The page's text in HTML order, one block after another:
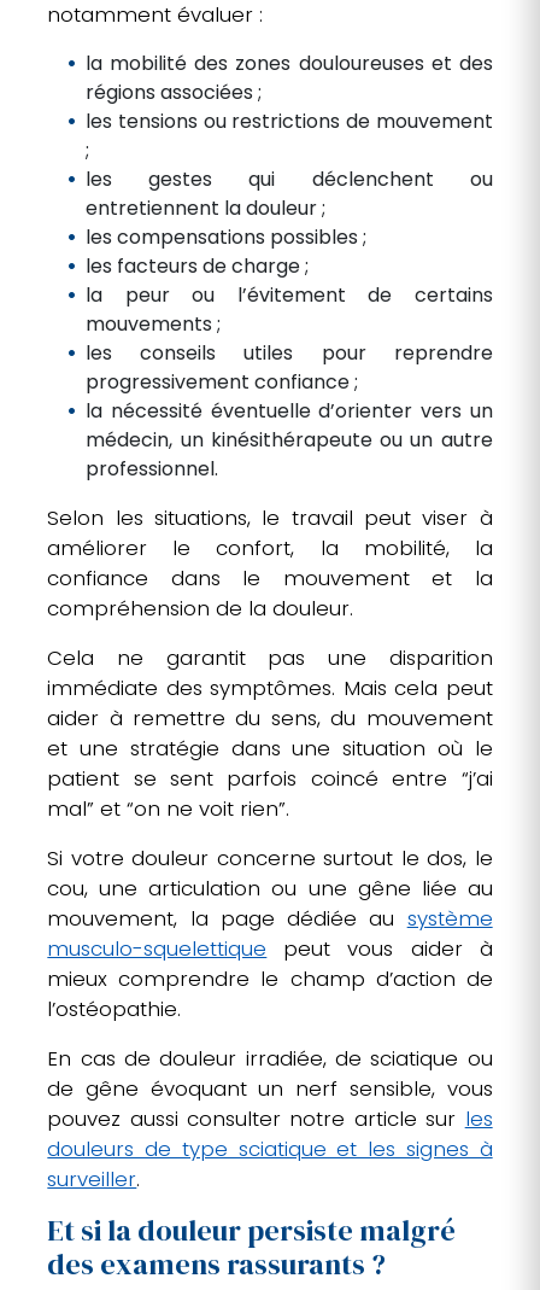
notamment évaluer :
la mobilité des zones douloureuses et des
régions associées ;
les tensions ou restrictions de mouvement
;
les gestes qui déclenchent ou
entretiennent la douleur ;
les compensations possibles ;
les facteurs de charge ;
la peur ou l’évitement de certains
mouvements ;
les conseils utiles pour reprendre
progressivement confiance ;
la nécessité éventuelle d’orienter vers un
médecin, un kinésithérapeute ou un autre
professionnel.
Selon les situations, le travail peut viser à
améliorer le confort, la mobilité, la
confiance dans le mouvement et la
compréhension de la douleur.
Cela ne garantit pas une disparition
immédiate des symptômes. Mais cela peut
aider à remettre du sens, du mouvement
et une stratégie dans une situation où le
patient se sent parfois coincé entre “j’ai
mal” et “on ne voit rien”.
Si votre douleur concerne surtout le dos, le
cou, une articulation ou une gêne liée au
mouvement, la page dédiée au système
musculo-squelettique peut vous aider à
mieux comprendre le champ d’action de
l’ostéopathie.
En cas de douleur irradiée, de sciatique ou
de gêne évoquant un nerf sensible, vous
pouvez aussi consulter notre article sur les
douleurs de type sciatique et les signes à
surveiller.
Et si la douleur persiste malgré
des examens rassurants ?